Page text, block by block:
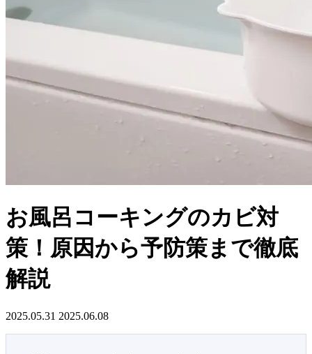
お風呂コーキングのカビ対
策！原因から予防策まで徹底
解説
2025.05.31 2025.06.08